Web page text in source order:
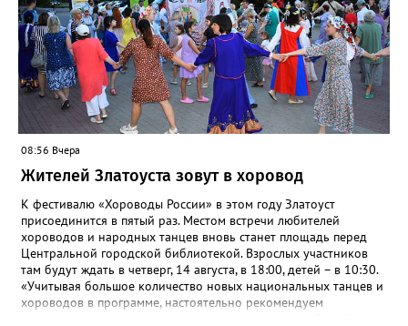
08:56 Вчера
Жителей Златоуста зовут в хоровод
К фестивалю «Хороводы России» в этом году Златоуст
присоединится в пятый раз. Местом встречи любителей
хороводов и народных танцев вновь станет площадь перед
Центральной городской библиотекой. Взрослых участников
там будут ждать в четверг, 14 августа, в 18:00, детей – в 10:30.
«Учитывая большое количество новых национальных танцев и
хороводов в программе, настоятельно рекомендуем